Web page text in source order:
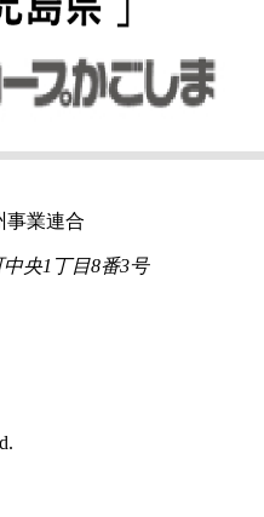
事業連合
央1丁目8番3号